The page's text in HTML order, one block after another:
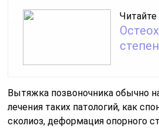
Вытяжка позвоночника обычно
лечения таких патологий, как
сколиоз, деформация опорного